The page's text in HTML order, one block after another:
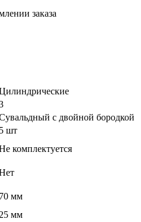
заказа
с двойной бородкой
5 шт
комплектуется
70 мм
25 мм